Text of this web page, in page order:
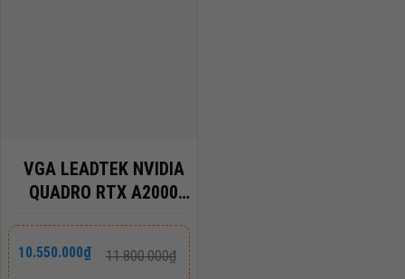
VGA LEADTEK NVIDIA
QUADRO RTX A2000
11.800.000₫
gốc
10.550.000₫
hiện